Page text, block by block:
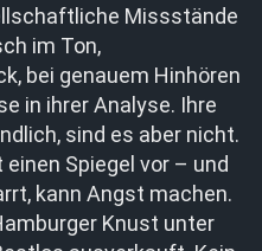
Missstände
im Ton,
bei genauem Hinhören
in ihrer Analyse. Ihre
sind es aber nicht.
Spiegel vor – und
kann Angst machen.
Knust unter